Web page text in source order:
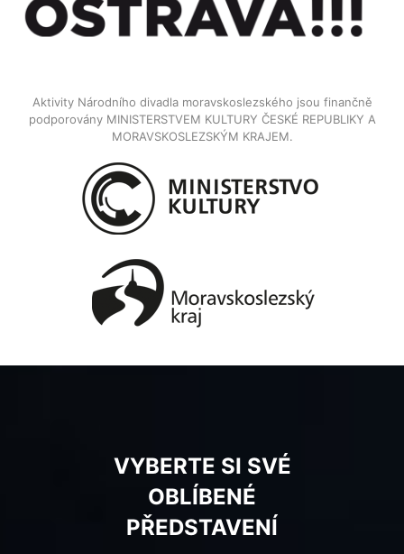
Aktivity Národního divadla moravskoslezského jsou finančně
podporovány MINISTERSTVEM KULTURY ČESKÉ REPUBLIKY A
MORAVSKOSLEZSKÝM KRAJEM.
VYBERTE SI SVÉ
OBLÍBENÉ
PŘEDSTAVENÍ